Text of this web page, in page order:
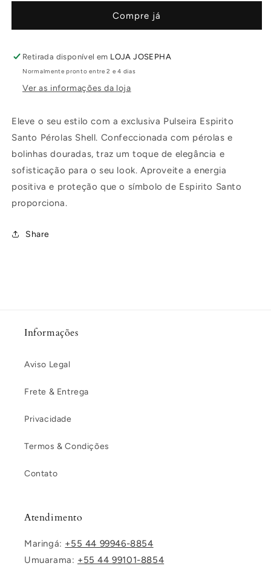
Pérolas
Pérolas
Compre já
Retirada disponível em LOJA JOSEPHA
Normalmente pronto entre 2 e 4 dias
Ver as informações da loja
Eleve o seu estilo com a exclusiva Pulseira Espirito
Santo Pérolas Shell. Confeccionada com pérolas e
bolinhas douradas, traz um toque de elegância e
sofisticação para o seu look. Aproveite a energia
positiva e proteção que o símbolo de Espirito Santo
proporciona.
Share
Informações
Aviso Legal
Frete & Entrega
Privacidade
Termos & Condições
Contato
Atendimento
Maringá: +55 44 99946-8854
Umuarama: +55 44 99101-8854